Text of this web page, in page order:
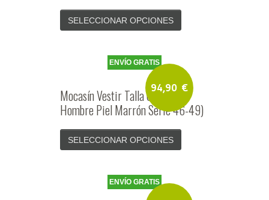
SELECCIONAR OPCIONES
94,90 €
ENVÍO GRATIS
Mocasín Vestir Talla Grande
Hombre Piel Marrón Serie 46-49)
SELECCIONAR OPCIONES
ENVÍO GRATIS